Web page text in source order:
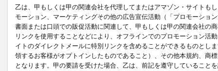
乙は、甲もしくは甲の関連会社を代理してまたはアマゾン・サイトも
モーション、マーケティングその他の広告宣伝活動（「プロモーショ
書面または口頭での販促活動に関連して、甲もしくは甲の関連会社の
リンクを使用することなどにより、オフラインでのプロモーション活
イトのダイレクトメールに特別リンクを含めることができるものとし
領するお客様がオプトインしたものであること）、その他本規約、商
となります。甲の要請を受けた場合、乙は、前記を遵守していること